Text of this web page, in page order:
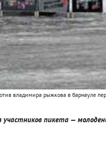
владимира рыжкова в барнауле
участников пикета —